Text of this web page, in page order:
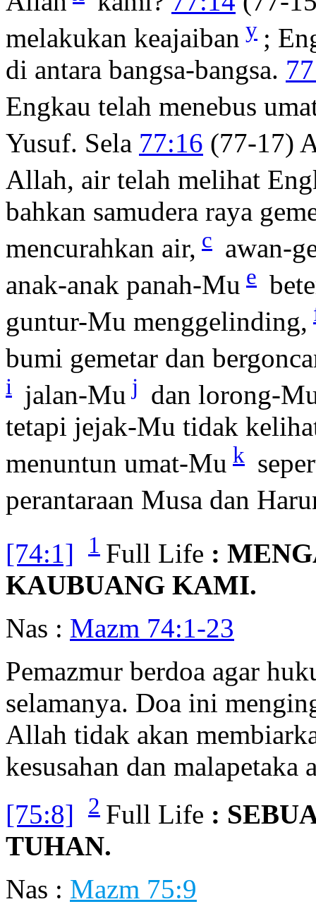
melakukan keajaiban y ;
di antara bangsa-bangsa.
Engkau telah menebus
Yusuf. Sela 77:16 (77-17)
Allah, air telah melihat
bahkan samudera raya
mencurahkan air, c awan-
anak-anak panah-Mu e
guntur-Mu menggelinding,
bumi gemetar dan
i jalan-Mu j dan lorong-
tetapi jejak-Mu tidak
menuntun umat-Mu k
perantaraan Musa dan
[74:1]
1 Full Life :
KAUBUANG KAMI.
Nas : Mazm 74:1-23
Pemazmur berdoa agar
selamanya. Doa ini
Allah tidak akan
kesusahan dan malapetaka
[75:8]
2 Full Life :
TUHAN.
Nas : Mazm 75:9